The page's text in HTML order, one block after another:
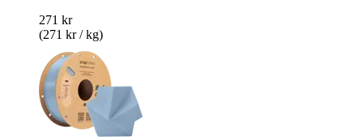
271 kr
(271 kr / kg)